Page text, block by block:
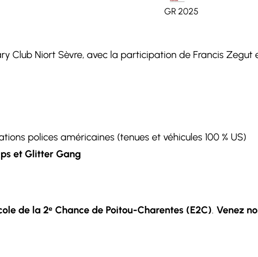
GR 2025
Club Niort Sèvre, avec la participation de Francis Zegut
polices américaines (tenues et véhicules 100 % US)
et Glitter Gang
de la 2ᵉ Chance de Poitou-Charentes (E2C). Venez